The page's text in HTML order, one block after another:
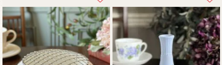
ware